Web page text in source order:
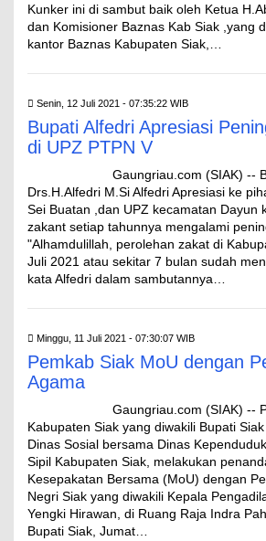
Kunker ini di sambut baik oleh Ketua
dan Komisioner Baznas Kab Siak ,yang
kantor Baznas Kabupaten Siak,…
Senin, 12 Juli 2021 - 07:35:22 WIB
Bupati Alfedri Apresiasi
di UPZ PTPN V
Gaungriau.com (SIAK) --
Drs.H.Alfedri M.Si Alfedri Apresiasi ke
Sei Buatan ,dan UPZ kecamatan Dayun
zakant setiap tahunnya mengalami
"Alhamdulillah, perolehan zakat di
Juli 2021 atau sekitar 7 bulan sudah
kata Alfedri dalam sambutannya…
Minggu, 11 Juli 2021 - 07:30:07 WIB
Pemkab Siak MoU dengan
Agama
Gaungriau.com (SIAK) --
Kabupaten Siak yang diwakili Bupati
Dinas Sosial bersama Dinas
Sipil Kabupaten Siak, melakukan
Kesepakatan Bersama (MoU) dengan
Negri Siak yang diwakili Kepala
Yengki Hirawan, di Ruang Raja Indra
Bupati Siak, Jumat…